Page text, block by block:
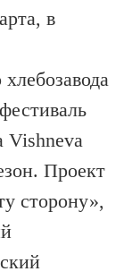
в
Vishneva
Проект
сторону»,